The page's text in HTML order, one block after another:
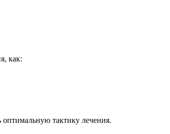
как:
тактику лечения.